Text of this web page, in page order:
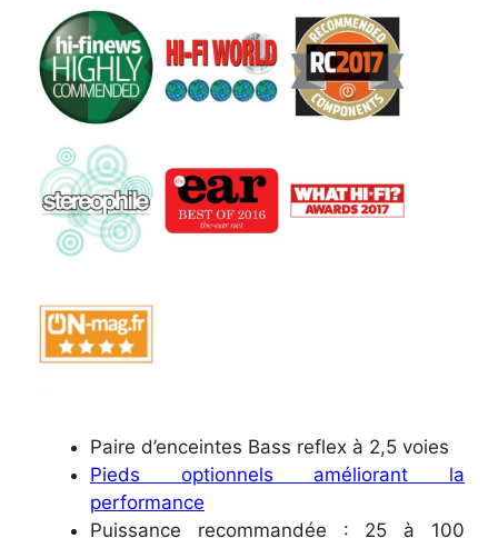
Paire d’enceintes Bass reflex à 2,5 voies
Pieds optionnels améliorant la
performance
Puissance recommandée : 25 à 100